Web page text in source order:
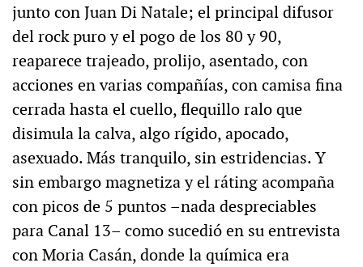
junto con Juan Di Natale; el principal difusor
del rock puro y el pogo de los 80 y 90,
reaparece trajeado, prolijo, asentado, con
acciones en varias compañías, con camisa fina
cerrada hasta el cuello, flequillo ralo que
disimula la calva, algo rígido, apocado,
asexuado. Más tranquilo, sin estridencias. Y
sin embargo magnetiza y el ráting acompaña
con picos de 5 puntos –nada despreciables
para Canal 13– como sucedió en su entrevista
con Moria Casán, donde la química era